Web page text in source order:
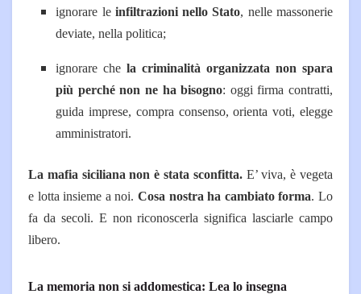
ignorare le infiltrazioni nello Stato, nelle massonerie
deviate, nella politica;
ignorare chela criminalità organizzata non spara
più perché non ne ha bisogno: oggi firma contratti,
guida imprese, compra consenso, orienta voti, elegge
amministratori.
La mafia siciliana non è stata sconfitta.E’ viva, è vegeta
e lotta insieme a noi. Cosa nostra ha cambiato forma. Lo
fa da secoli. E non riconoscerla significa lasciarle campo
libero.
La memoria non si addomestica: Lea lo insegna